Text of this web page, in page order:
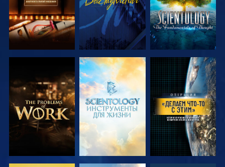
СМОТРЕТЬ
ПЕРЕДАЧИ
СМОТРЕТЬ
ПЕРЕДАЧИ
СМОТРЕТЬ